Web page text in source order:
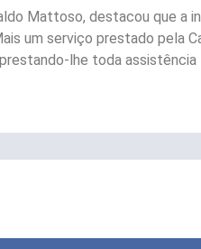
Mattoso, destacou que a
um serviço prestado pela
lhe toda